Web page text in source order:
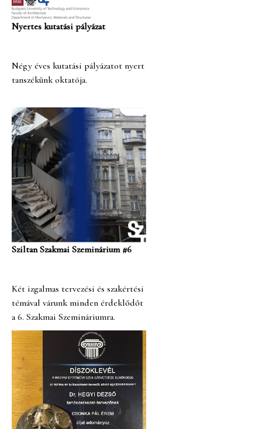
Nyertes kutatási pályázat
Négy éves kutatási pályázatot nyert
tanszékünk oktatója.
Sziltan Szakmai Szeminárium #6
Két izgalmas tervezési és szakértési
témával várunk minden érdeklődőt
a 6. Szakmai Szemináriumra.